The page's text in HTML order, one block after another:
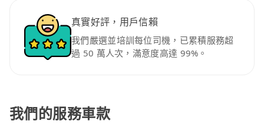
真實好評，用戶信賴
我們嚴選並培訓每位司機，已累積服務超
過 50 萬人次，滿意度高達 99%。
我們的服務車款